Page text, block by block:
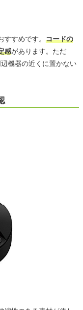
すめです。 コードの
感があります。ただ
機器の近くに置かない